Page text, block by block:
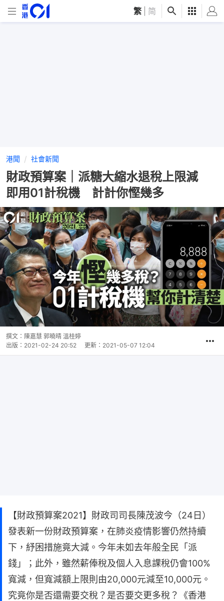
繁 简
港聞 社會新聞
財政預算案｜派糖大縮水退稅上限減
即用01計稅機 計計你慳幾多
撰文： 陳嘉慧 郭曉晴 溫桂婷
出版： 2021-02-24 20:52 更新： 2021-05-07 12:04
【財政預算案2021】財政司司長陳茂波今（24日）
發表新一份財政預算案，在肺炎疫情影響仍然持續
下，紓困措施竟大減。今年未如去年般全民「派
錢」；此外，雖然薪俸稅及個人入息課稅仍會100%
寬減，但寬減額上限則由20,000元減至10,000元。
究竟你是否還需要交稅？是否要交更多稅？《香港